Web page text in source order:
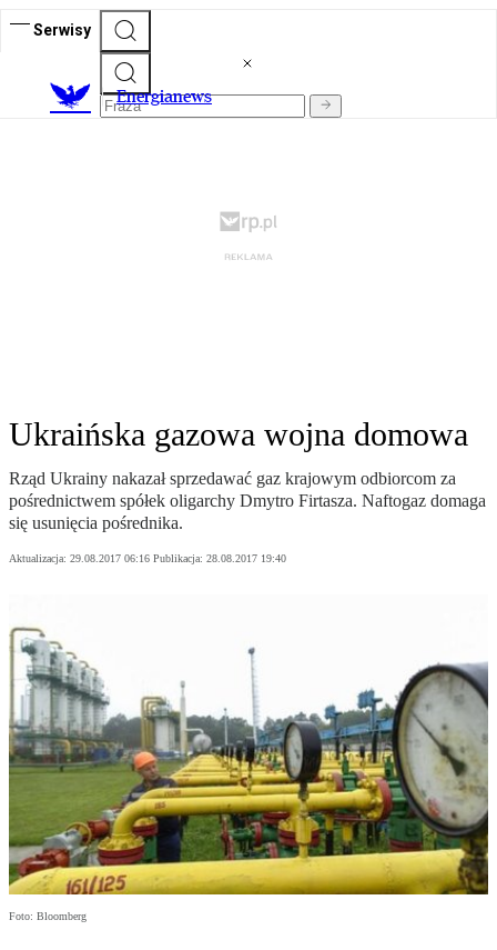
Serwisy
Energianews
Ukraińska gazowa wojna domowa
Rząd Ukrainy nakazał sprzedawać gaz krajowym odbiorcom za
pośrednictwem spółek oligarchy Dmytro Firtasza. Naftogaz domaga
się usunięcia pośrednika.
Aktualizacja: 29.08.2017 06:16 Publikacja: 28.08.2017 19:40
Foto: Bloomberg